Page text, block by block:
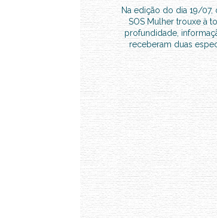
Na edição do dia 19/
SOS Mulher trouxe à
profundidade,
receberam duas